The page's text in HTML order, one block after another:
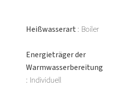
Heißwasserart Boiler
Energieträger der
Warmwasserbereitung
Individuell